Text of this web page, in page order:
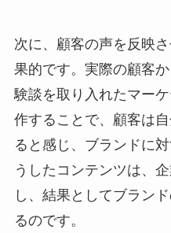
次に、顧客の声を反映
果的です。実際の顧客
験談を取り入れたマー
作することで、顧客は
ると感じ、ブランドに
うしたコンテンツは、
し、結果としてブラン
るのです。